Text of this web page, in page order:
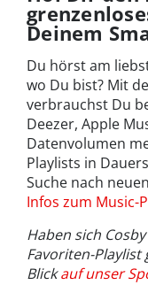
Deinem
Du hörst am
wo Du bist? Mit
verbrauchst Du
Deezer, Apple
Datenvolumen
Playlists in
Suche nach
Infos zum Music-
Haben sich
Favoriten-Playlist
Blickauf unser